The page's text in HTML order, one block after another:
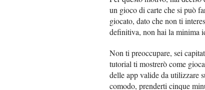
un gioco di carte che si può
giocato, dato che non ti
definitiva, non hai la minima
Non ti preoccupare, sei
tutorial ti mostrerò come
delle app valide da utilizzare
comodo, prenderti cinque